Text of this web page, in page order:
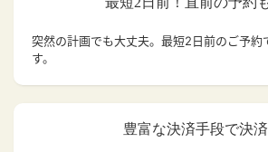
突然の計画でも大丈夫。 最短2日前のご予約
す。
豊富な決済手段で決